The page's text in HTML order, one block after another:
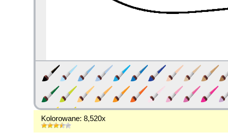
Kolorowane: 8,520x